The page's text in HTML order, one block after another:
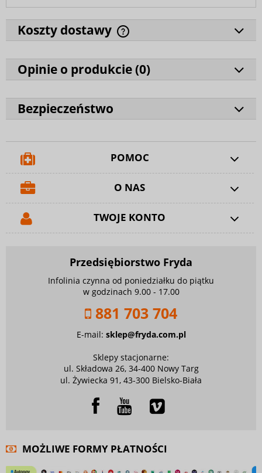
Koszty dostawy
Opinie o produkcie (0)
Bezpieczeństwo
POMOC
O NAS
TWOJE KONTO
Przedsiębiorstwo Fryda
Infolinia czynna od poniedziałku do piątku
w godzinach 9.00 - 17.00
881 703 704
E-mail: sklep@fryda.com.pl
Sklepy stacjonarne:
ul. Składowa 26, 34-400 Nowy Targ
ul. Żywiecka 91, 43-300 Bielsko-Biała
MOŻLIWE FORMY PŁATNOŚCI